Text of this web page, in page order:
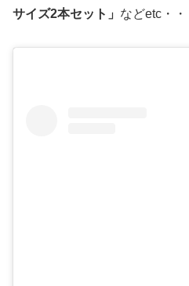
サイズ2本セット」 などetc・・